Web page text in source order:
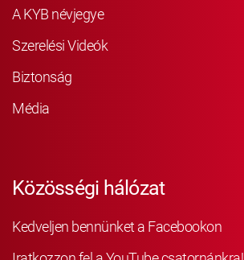
A KYB névjegye
Szerelési Videók
Biztonság
Média
Közösségi hálózat
Kedveljen bennünket a Facebookon